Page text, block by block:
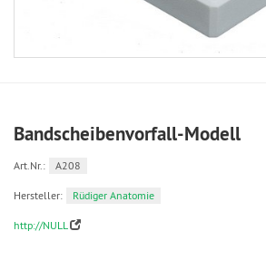
Bandscheibenvorfall-Modell
Art.Nr.: A208
Hersteller: Rüdiger Anatomie
http://NULL